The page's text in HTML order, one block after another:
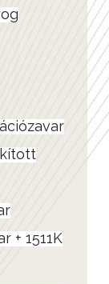
+ 1511K